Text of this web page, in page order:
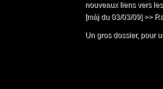
nouveaux liens vers
[màj du 03/03/09] >>
Un gros dossier, pour